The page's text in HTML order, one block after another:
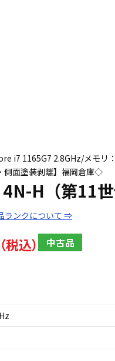
i7 1165G7 2.8GHz/メモリ
側面塗装剥離】福岡倉庫◇
H（第11世
ランクについて ⇒
中古品